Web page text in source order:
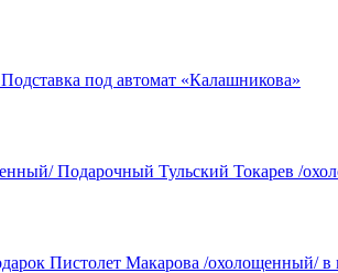
Подставка под автомат «Калашникова»
Подарочный Тульский Токарев /
Пистолет Макарова /охолощенный/ в